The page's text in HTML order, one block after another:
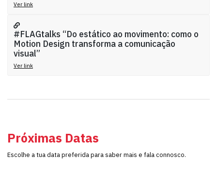
Ver link
#FLAGtalks “Do estático ao movimento: como o
Motion Design transforma a comunicação
visual”
Ver link
Próximas Datas
Escolhe a tua data preferida para saber mais e fala connosco.